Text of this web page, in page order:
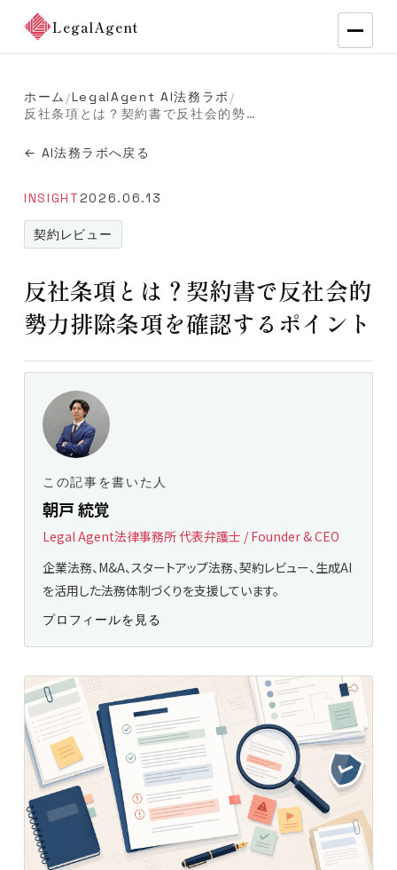
LegalAgent
ホーム /LegalAgent AI法務ラボ /
反社条項とは？契約書で反社会的勢力排除条項を確認するポイント
← AI法務ラボへ戻る
INSIGHT2026.06.13
契約レビュー
反社条項とは？契約書で反社会的
勢力排除条項を確認するポイント
この記事を書いた人
朝戸 統覚
Legal Agent法律事務所 代表弁護士 / Founder & CEO
企業法務、M&A、スタートアップ法務、契約レビュー、生成AI
を活用した法務体制づくりを支援しています。
プロフィールを見る